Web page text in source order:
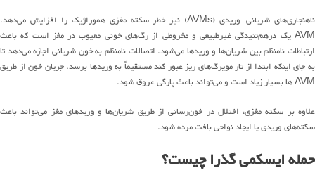
ناهنجاریهای شریانی–وریدی (AVMs) نیزخطر سکته مغزی هموراژیک را افزایش میدهد.
AVM یک درهمتنیدگیغیرطبیعی و مخروطی از رگهای خونی معیوب در مغز است که باعث
ارتباطات نامنظم بینشریانهاو وریدهامیشود. اتصالات نامنظم به خون شریانی اجازهمیدهدتا
به جای اینکه ابتدا از تارمویرگهایریز عبور کند مستقیماً به وریدها برسد.جریان خون از طریق
AVMها بسیار زیاد است ومیتواندباعث پارگی عروق شود.
علاوه بر سکته مغزی، اختلال در خونرسانیاز طریق شریانهاو وریدهای مغز میتواندباعث
سکتههایوریدی یاایجادنواحی بافت مرده شود.
حمله ایسکمی گذرا چیست؟